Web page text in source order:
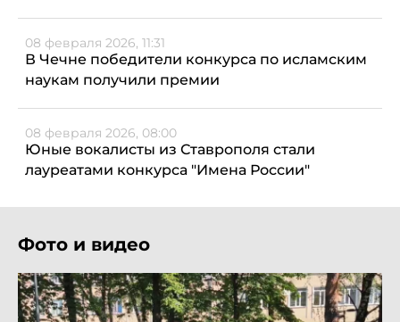
08 февраля 2026, 11:31
В Чечне победители конкурса по исламским
наукам получили премии
08 февраля 2026, 08:00
Юные вокалисты из Ставрополя стали
лауреатами конкурса "Имена России"
Фото и видео